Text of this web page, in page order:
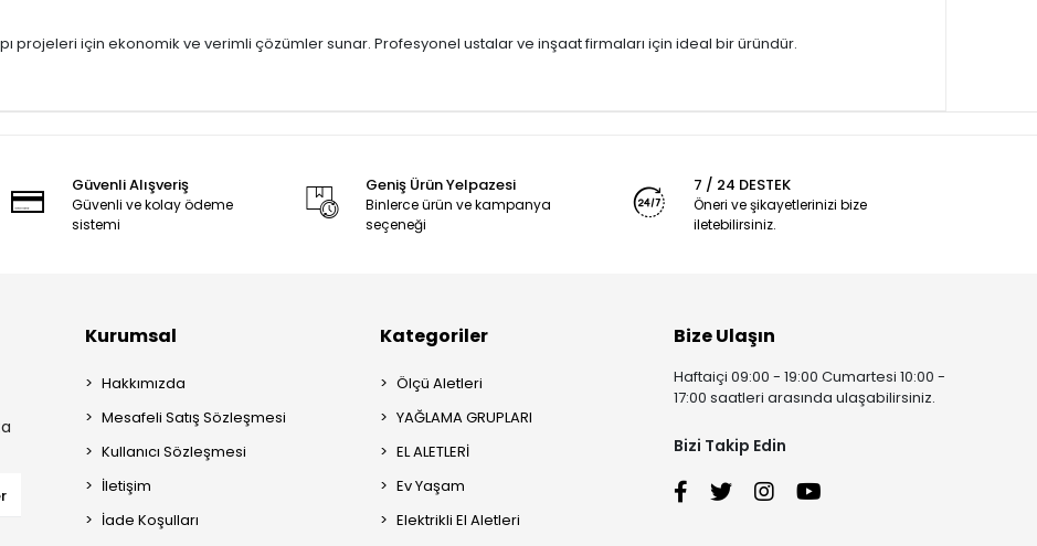
projeleri için ekonomik ve verimli çözümler sunar. Profesyonel ustalar ve inşaat firmaları için ideal bir üründür.
Güvenli Alışveriş
Güvenli ve kolay ödeme
sistemi
Geniş Ürün Yelpazesi
Binlerce ürün ve kampanya
seçeneği
7 / 24 DESTEK
Öneri ve şikayetlerinizi bize
iletebilirsiniz.
Kurumsal
Hakkımızda
Mesafeli Satış Sözleşmesi
Kullanıcı Sözleşmesi
İletişim
İade Koşulları
Kategoriler
Ölçü Aletleri
YAĞLAMA GRUPLARI
EL ALETLERİ
Ev Yaşam
Elektrikli El Aletleri
Bize Ulaşın
Haftaiçi 09:00 - 19:00 Cumartesi 10:00 -
17:00 saatleri arasında ulaşabilirsiniz.
Bizi Takip Edin